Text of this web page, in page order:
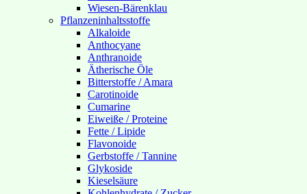
Wiesen-Bärenklau
Pflanzeninhaltsstoffe
Alkaloide
Anthocyane
Anthranoide
Ätherische Öle
Bitterstoffe / Amara
Carotinoide
Cumarine
Eiweiße / Proteine
Fette / Lipide
Flavonoide
Gerbstoffe / Tannine
Glykoside
Kieselsäure